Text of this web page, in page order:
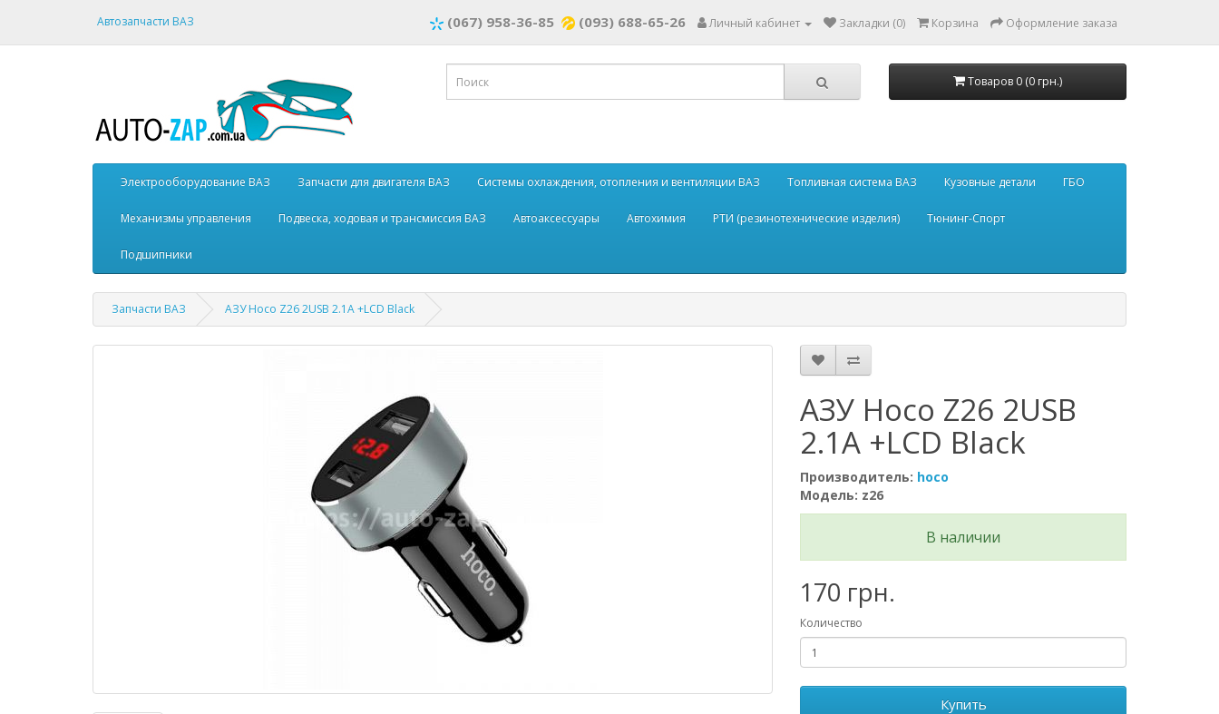
Автозапчасти ВАЗ (067) 958-36-85 (093) 688-65-26 Личный кабинет Закладки (0) Корзина Оформление заказа
Товаров 0 (0 грн.)
Электрооборудование ВАЗ Запчасти для двигателя ВАЗ Системы охлаждения, отопления и вентиляции ВАЗ Топливная система ВАЗ Кузовные детали ГБО
Механизмы управления Подвеска, ходовая и трансмиссия ВАЗ Автоаксессуары Автохимия РТИ (резинотехнические изделия) Тюнинг-Спорт
Подшипники
Запчасти ВАЗ АЗУ Hoco Z26 2USB 2.1A +LCD Black
АЗУ Hoco Z26 2USB
2.1A +LCD Black
Производитель: hoco
Модель: z26
В наличии
170 грн.
Количество
Купить